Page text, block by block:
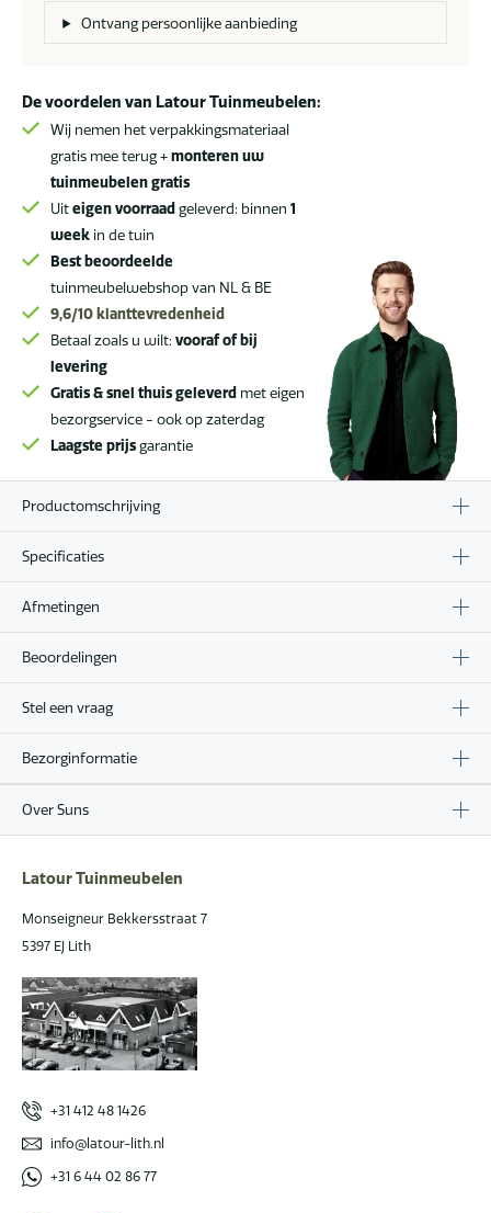
voor
panelen
363
cm
aantal
Ontvang persoonlijke aanbieding
De voordelen van Latour Tuinmeubelen:
Wij nemen het verpakkingsmateriaal
gratis mee terug +monteren uw
tuinmeubelen gratis
Uiteigen voorraad geleverd: binnen 1
week in de tuin
Best beoordeelde
tuinmeubelwebshop van NL & BE
9,6/10 klanttevredenheid
Betaal zoals u wilt: vooraf of bij
levering
Gratis & snel thuis geleverd met eigen
bezorgservice - ook op zaterdag
Laagste prijsgarantie
Productomschrijving
Specificaties
Afmetingen
Beoordelingen
Stel een vraag
Bezorginformatie
Over Suns
Latour Tuinmeubelen
Monseigneur Bekkersstraat 7
5397 EJ Lith
+31 412 48 1426
info@latour-lith.nl
+31 6 44 02 86 77